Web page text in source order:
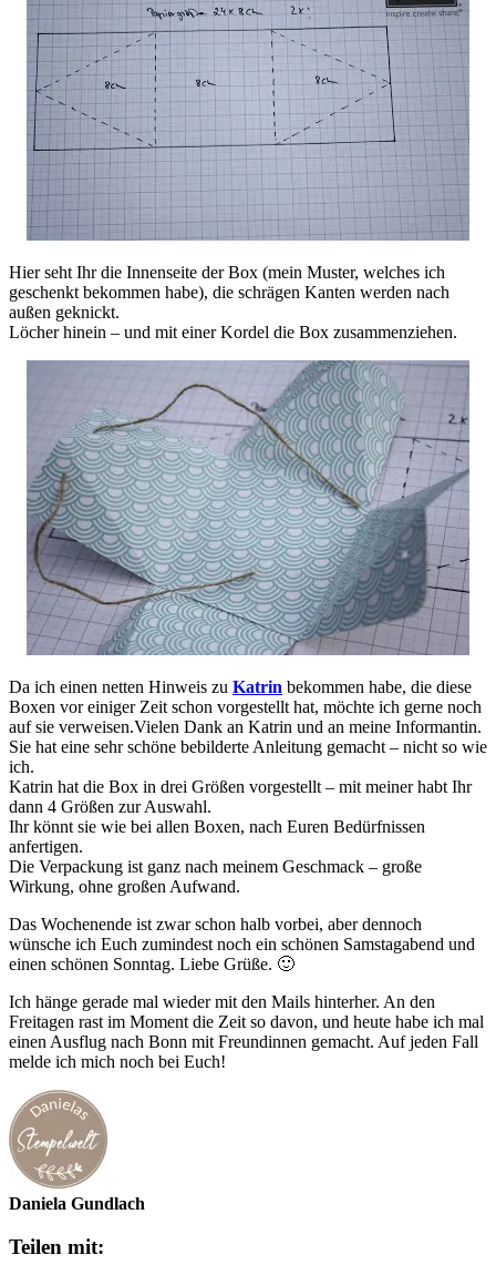
Hier seht Ihr die Innenseite der Box (mein Muster, welches ich
geschenkt bekommen habe), die schrägen Kanten werden nach
außen geknickt.
Löcher hinein – und mit einer Kordel die Box zusammenziehen.
Da ich einen netten Hinweis zu Katrin bekommen habe, die diese
Boxen vor einiger Zeit schon vorgestellt hat, möchte ich gerne noch
auf sie verweisen.Vielen Dank an Katrin und an meine Informantin.
Sie hat eine sehr schöne bebilderte Anleitung gemacht – nicht so wie
ich.
Katrin hat die Box in drei Größen vorgestellt – mit meiner habt Ihr
dann 4 Größen zur Auswahl.
Ihr könnt sie wie bei allen Boxen, nach Euren Bedürfnissen
anfertigen.
Die Verpackung ist ganz nach meinem Geschmack – große
Wirkung, ohne großen Aufwand.
Das Wochenende ist zwar schon halb vorbei, aber dennoch
wünsche ich Euch zumindest noch ein schönen Samstagabend und
einen schönen Sonntag. Liebe Grüße. 🙂
Ich hänge gerade mal wieder mit den Mails hinterher. An den
Freitagen rast im Moment die Zeit so davon, und heute habe ich mal
einen Ausflug nach Bonn mit Freundinnen gemacht. Auf jeden Fall
melde ich mich noch bei Euch!
Daniela Gundlach
Teilen mit: